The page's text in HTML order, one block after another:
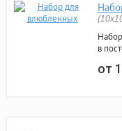
в
от